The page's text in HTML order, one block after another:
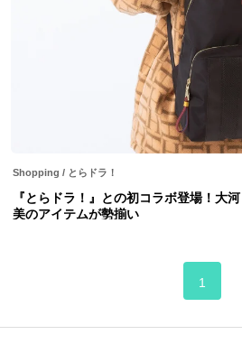
Shopping / とらドラ！
『とらドラ！』との初コラボ登場！大
美のアイテムが勢揃い
1